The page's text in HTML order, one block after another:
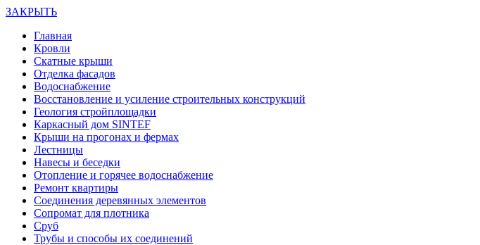
ЗАКРЫТЬ
Главная
Кровли
Скатные крыши
Отделка фасадов
Водоснабжение
Восстановление и усиление строительных конструкций
Геология стройплощадки
Каркасный дом SINTEF
Крыши на прогонах и фермах
Лестницы
Навесы и беседки
Отопление и горячее водоснабжение
Ремонт квартиры
Соединения деревянных элементов
Сопромат для плотника
Сруб
Трубы и способы их соединений